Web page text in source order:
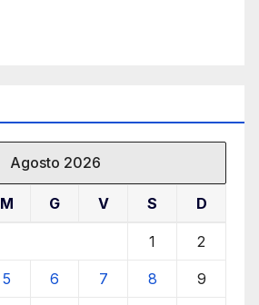
Agosto 2026
M G V S D
1 2
5 6 7 8 9